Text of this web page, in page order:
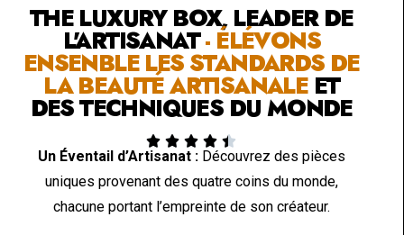
THE LUXURY BOX, LEADER DE
L'ARTISANAT- ÉLÉVONS
ENSENBLE LES STANDARDS DE
LA BEAUTÉ ARTISANALE ET
DES TECHNIQUES DU MONDE
    
Un Éventail d’Artisanat :Découvrez des pièces
uniques provenant des quatre coins du monde,
chacune portant l’empreinte de son créateur.